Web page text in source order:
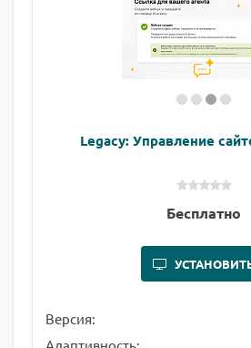
Legacy: Управление
Бесплатно
Версия: